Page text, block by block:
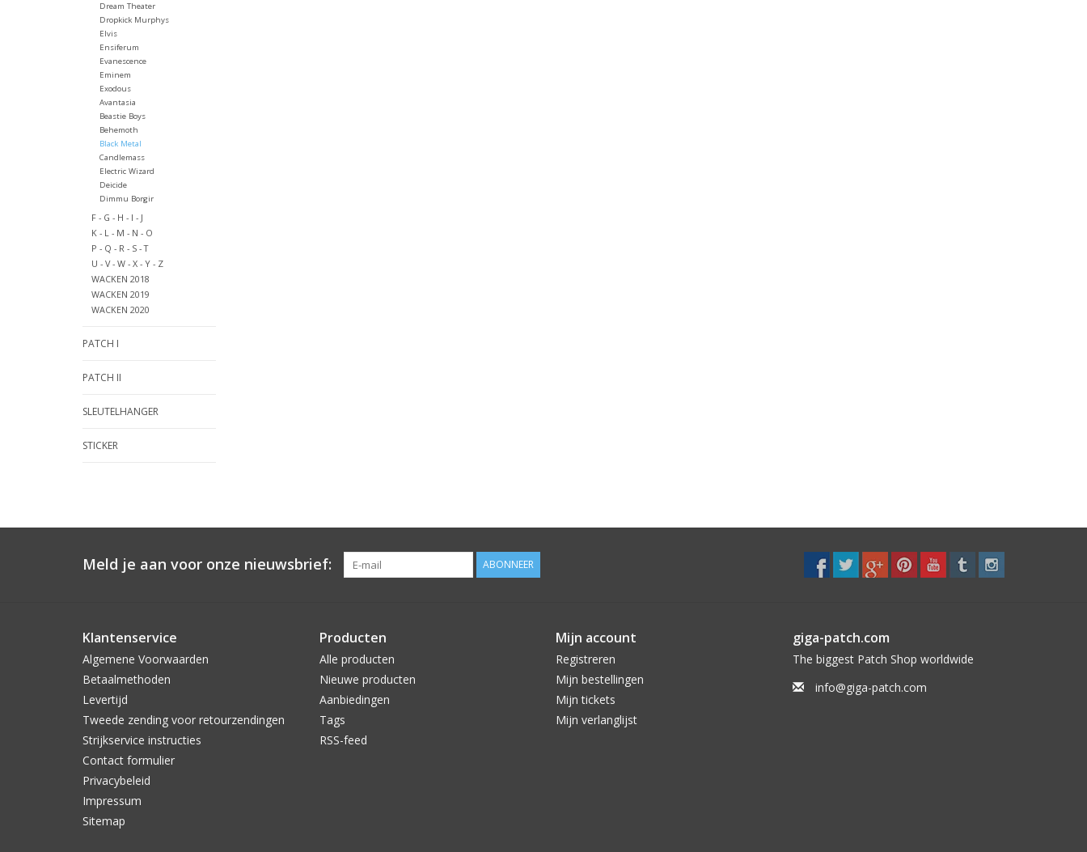
Dream Theater
Dropkick Murphys
Elvis
Ensiferum
Evanescence
Eminem
Exodous
Avantasia
Beastie Boys
Behemoth
Black Metal
Candlemass
Electric Wizard
Deicide
Dimmu Borgir
F - G - H - I - J
K - L - M - N - O
P - Q - R - S - T
U - V - W - X - Y - Z
WACKEN 2018
WACKEN 2019
WACKEN 2020
PATCH I
PATCH II
SLEUTELHANGER
STICKER
Meld je aan voor onze nieuwsbrief: ABONNEER
Klantenservice
Algemene Voorwaarden
Betaalmethoden
Levertijd
Tweede zending voor retourzendingen
Strijkservice instructies
Contact formulier
Privacybeleid
Impressum
Sitemap
Producten
Alle producten
Nieuwe producten
Aanbiedingen
Tags
RSS-feed
Mijn account
Registreren
Mijn bestellingen
Mijn tickets
Mijn verlanglijst
giga-patch.com
The biggest Patch Shop worldwide
info@giga-patch.com